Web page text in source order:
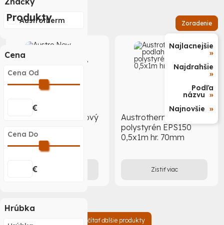
Austrotherm
Cena
Cena Od
€
Cena Do
€
Hrúbka
Produkty Zoradenie
Najlacnejšie
»
Najdrahšie
»
Podľa
názvu »
Najnovšie »
Austro New podlahový
0,5x1m hr. 70mm
Austrotherm podlahový
polystyrén EPS150
0,5x1m hr. 70mm
Zistiť viac
Načítať ďalšie produkty